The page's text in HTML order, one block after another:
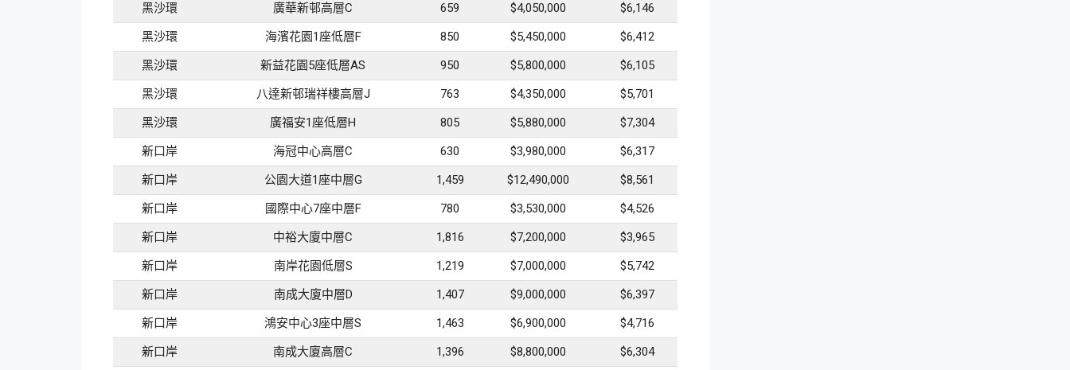
黑沙環
廣華新邨高層C 659 $4,050,000
$6,146
黑沙環
海濱花園1座低層F 850 $5,450,000
$6,412
黑沙環
新益花園5座低層AS 950 $5,800,000
$6,105
黑沙環
八達新邨瑞祥樓高層J 763 $4,350,000
$5,701
黑沙環
廣福安1座低層H 805 $5,880,000
$7,304
新口岸
海冠中心高層C 630 $3,980,000
$6,317
新口岸
公園大道1座中層G 1,459 $12,490,000
$8,561
新口岸
國際中心7座中層F 780 $3,530,000
$4,526
新口岸
中裕大廈中層C 1,816 $7,200,000
$3,965
新口岸
南岸花園低層S 1,219 $7,000,000
$5,742
新口岸
南成大廈中層D 1,407 $9,000,000
$6,397
新口岸
鴻安中心3座中層S 1,463 $6,900,000
$4,716
新口岸
南成大廈高層C 1,396 $8,800,000 $6,304